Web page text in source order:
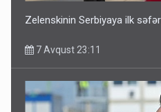
Zelenskinin Serbiyaya ilk
7 Avqust 23:11